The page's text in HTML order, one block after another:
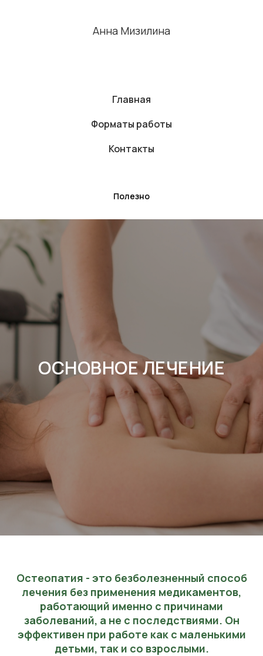
Анна Мизилина
Главная
Форматы работы
Контакты
Полезно
ОСНОВНОЕ ЛЕЧЕНИЕ
Остеопатия - это безболезненный способ
лечения без применения медикаментов,
работающий именно с причинами
заболеваний, а не с последствиями. Он
эффективен при работе как с маленькими
детьми, так и со взрослыми.